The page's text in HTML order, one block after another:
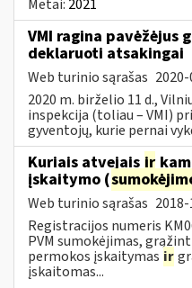
Metai: 2021
VMI ragina pavėžėjus
deklaruoti atsakingai
Web turinio sąrašas
2020 m. birželio 11 d.,
inspekcija (toliau – VMI)
gyventojų, kurie pernai
Kuriais atvejais ir
įskaitymo (
Web turinio sąrašas
Registracijos numeris
PVM sumokėjimas,
permokos įskaitymas ir
įskaitomas...